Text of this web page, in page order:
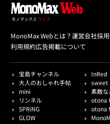
MonoMax Webとは？運営会社採
利用規約広告掲載について
宝島チャンネル
InRed
大人のおしゃれ手帖
sweet
mini
素敵な
リンネル
otona
SPRiNG
otona
GLOW